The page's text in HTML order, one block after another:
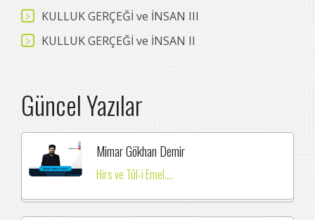
KULLUK GERÇEĞİ ve İNSAN III
KULLUK GERÇEĞİ ve İNSAN II
Güncel Yazılar
Mimar Gökhan Demir
Hirs ve Tûl-i Emel....